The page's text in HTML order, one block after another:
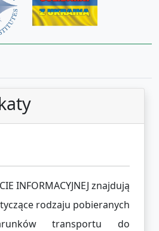
INFORMACYJNEJ znajdują
rodzaju pobieranych
transportu do